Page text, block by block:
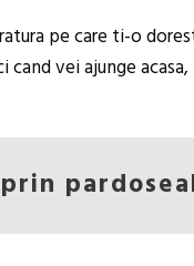
pe care ti-o
vei ajunge